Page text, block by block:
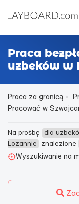
Praca
uzbeków w
Praca za granicą
Pracować w
Na prośbę dla
Lozannie
znalezione
Wyszukiwanie na